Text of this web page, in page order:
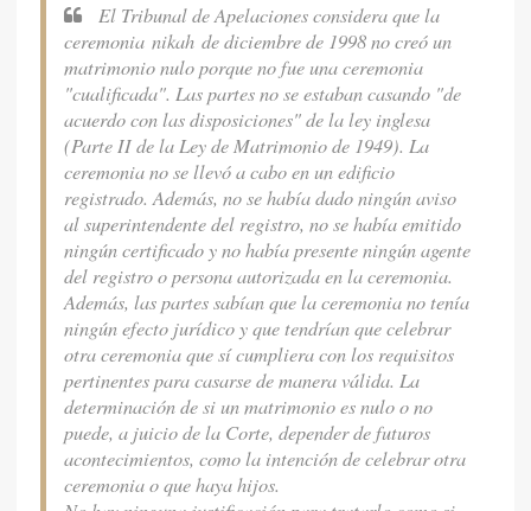
El Tribunal de Apelaciones considera que la
ceremonia nikah de diciembre de 1998 no creó un
matrimonio nulo porque no fue una ceremonia
"cualificada". Las partes no se estaban casando "de
acuerdo con las disposiciones" de la ley inglesa
(Parte II de la Ley de Matrimonio de 1949). La
ceremonia no se llevó a cabo en un edificio
registrado. Además, no se había dado ningún aviso
al superintendente del registro, no se había emitido
ningún certificado y no había presente ningún agente
del registro o persona autorizada en la ceremonia.
Además, las partes sabían que la ceremonia no tenía
ningún efecto jurídico y que tendrían que celebrar
otra ceremonia que sí cumpliera con los requisitos
pertinentes para casarse de manera válida. La
determinación de si un matrimonio es nulo o no
puede, a juicio de la Corte, depender de futuros
acontecimientos, como la intención de celebrar otra
ceremonia o que haya hijos.